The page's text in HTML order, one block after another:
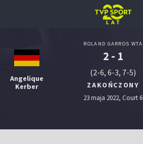
Angelique
Kerber
ROLAND GARROS WTA
2 - 1
(2-6, 6-3, 7-5)
ZAKOŃCZONY
23 maja 2022, Court 6